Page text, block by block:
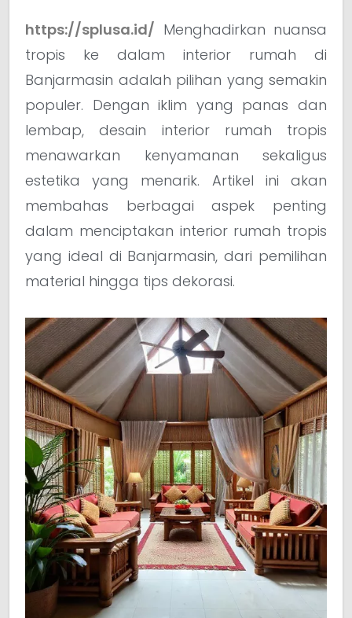
https://splusa.id/ Menghadirkan nuansa
tropis ke dalam interior rumah di
Banjarmasin adalah pilihan yang semakin
populer. Dengan iklim yang panas dan
lembap, desain interior rumah tropis
menawarkan kenyamanan sekaligus
estetika yang menarik. Artikel ini akan
membahas berbagai aspek penting
dalam menciptakan interior rumah tropis
yang ideal di Banjarmasin, dari pemilihan
material hingga tips dekorasi.